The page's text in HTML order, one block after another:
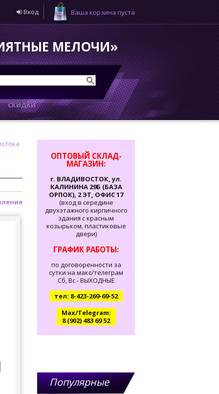
Ваша корзина пуста
Вход
МЕЛОЧИ»
СКИДКИ
ОПТОВЫЙ СКЛАД-
МАГАЗИН:
г. ВЛАДИВОСТОК, ул.
КАЛИНИНА 29Б (БАЗА
ОРПОК), 2 ЭТ, ОФИС 17
(вход в середине
двухэтажного кирпичного
здания с красным
козырьком, пластиковые
двери)
ГРАФИК РАБОТЫ:
по договоренности за
сутки на макс/телеграм
Сб, Вс - ВЫХОДНЫЕ
тел: 8-423-269-69-52
Max/Telegram:
8 (902) 483 69 52
Популярные